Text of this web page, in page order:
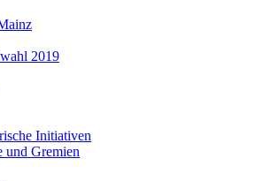
2019
Initiativen
und Gremien